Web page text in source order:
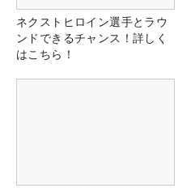
ネクストヒロイン選手とラウ
ンドできるチャンス！詳しく
はこちら！